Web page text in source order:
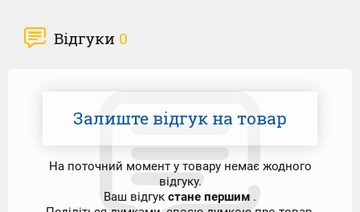
Відгуки 0
Залиште відгук на товар
На поточний момент у товару немає жодного
відгуку.
Ваш відгук стане першим .